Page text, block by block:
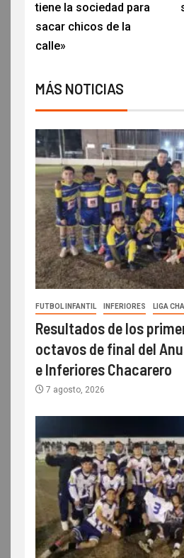
tiene la sociedad para
sacar chicos de la
calle»
MÁS NOTICIAS
FUTBOL INFANTIL INFERIORES LIGA
Resultados de los
octavos de final del
e Inferiores Chacarero
7 agosto, 2026